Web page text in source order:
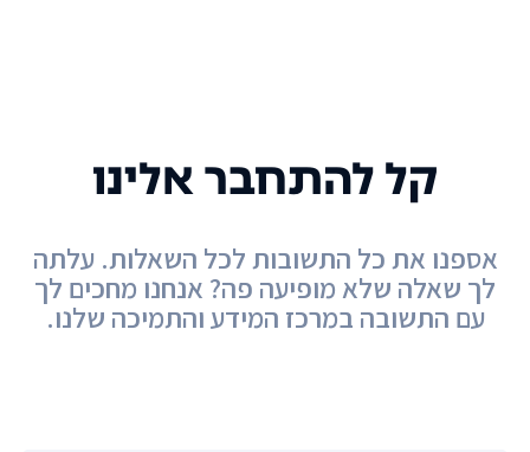
קל להתחבר אלינו
אספנו את כל התשובות לכל השאלות. עלתה
לך שאלה שלא מופיעה פה? אנחנו מחכים לך
עם התשובה במרכז המידע והתמיכה שלנו.